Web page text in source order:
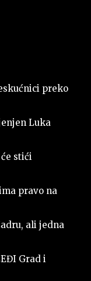
preko
Luka
će stići
ima pravo na
ali jedna
Grad i